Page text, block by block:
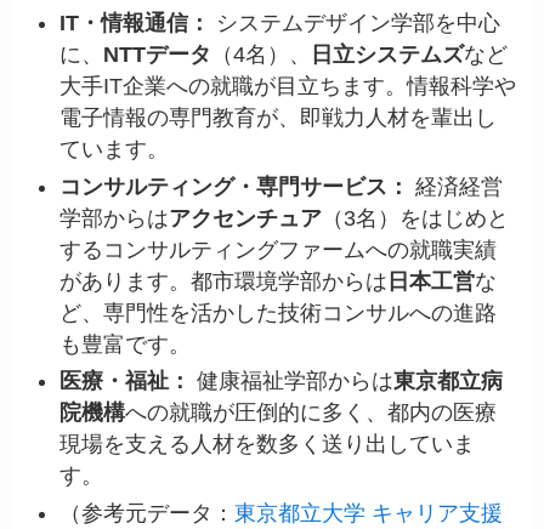
IT・情報通信：
システムデザイン学部を中心
に、 NTTデータ （4名）、 日立システムズなど
大手IT企業への就職が目立ちます。情報科学や
電子情報の専門教育が、即戦力人材を輩出し
ています。
コンサルティング・専門サービス： 経済経営
学部からはアクセンチュア （3名）をはじめと
するコンサルティングファームへの就職実績
があります。都市環境学部からは 日本工営な
ど、専門性を活かした技術コンサルへの進路
も豊富です。
医療・福祉： 健康福祉学部からは東京都立病
院機構への就職が圧倒的に多く、都内の医療
現場を支える人材を数多く送り出していま
す。
（参考元データ：東京都立大学 キャリア支援